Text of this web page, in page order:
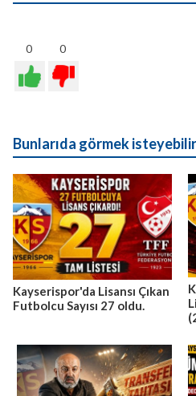
0 0
Bunlarıda görmek
Kayserispor'da Lisansı Çıkan
Futbolcu Sayısı 27 oldu.